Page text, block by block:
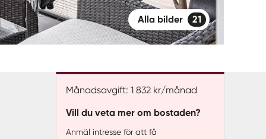
Alla bilder 21
Månadsavgift: 1 832 kr/månad
Vill du veta mer om bostaden?
Anmäl intresse för att få